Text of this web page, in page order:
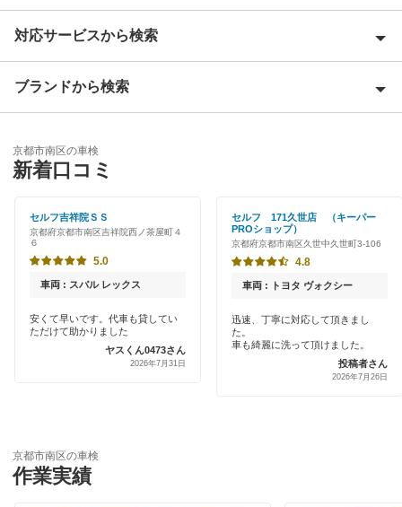
京都市右京区
京都市北区
京都市左京区
京都市下京区
京都市中京区
京都市西京区
京都市東山区
京都市伏見区
対応サービスから検索
Award 受賞店
特典あり
クレジットカードOK
引取り・納車あり
EV車OK
ブランドから検索
「車検の速太郎」
オートバックス
車検のコバック
モリカワ車検
出光興産「らくらく安心車検」
京都市南区の車検
新着口コミ
セルフ吉祥院ＳＳ
京都府京都市南区吉祥院西ノ茶屋町４
６
5.0
車両 : スバル レックス
安くて早いです。代車も貸してい
ただけて助かりました
ヤスくん0473さん
2026年7月31日
セルフ 171久世店 （キーパー
PROショップ）
京都府京都市南区久世中久世町3-106
4.8
車両 : トヨタ ヴォクシー
迅速、丁寧に対応して頂きまし
た。
車も綺麗に洗って頂けました。
投稿者さん
2026年7月26日
京都市南区の車検
作業実績